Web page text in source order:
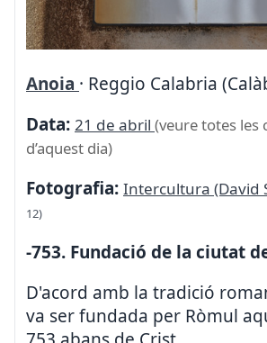
Anoia · Reggio Calabria
Data: 21 de abril (veure totes les
d’aquest dia)
Fotografia: Intercultura (David
12)
-753. Fundació de la ciutat
D'acord amb la tradició
va ser fundada per Ròmul